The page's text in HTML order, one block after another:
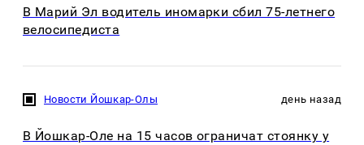
В Марий Эл водитель иномарки сбил 75-летнего
велосипедиста
Новости Йошкар-Олы день назад
В Йошкар-Оле на 15 часов ограничат стоянку у